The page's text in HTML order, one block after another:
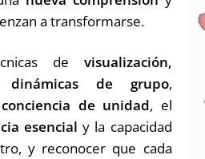
a transformarse.
de visualización,
dinámicas de grupo,
conciencia de unidad, el
esencial y la capacidad
y reconocer que cada